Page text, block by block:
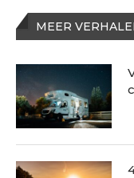
MEER